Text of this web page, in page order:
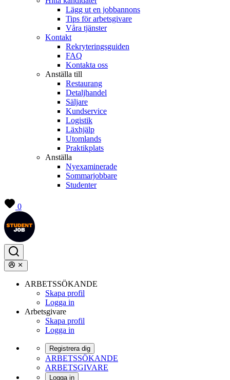
Lägg ut en jobbannons
Tips för arbetsgivare
Våra tjänster
Kontakt
Rekryteringsguiden
FAQ
Kontakta oss
Anställa till
Restaurang
Detaljhandel
Säljare
Kundservice
Logistik
Läxhjälp
Utomlands
Praktikplats
Anställa
Nyexaminerade
Sommarjobbare
Studenter
0
ARBETSSÖKANDE
Skapa profil
Logga in
Arbetsgivare
Skapa profil
Logga in
Registrera dig
ARBETSSÖKANDE
ARBETSGIVARE
Logga in